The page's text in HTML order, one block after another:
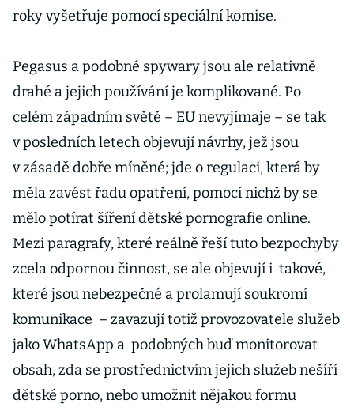
roky vyšetřuje pomocí speciální komise.
Pegasus a podobné spywary jsou ale relativně
drahé a jejich používání je komplikované. Po
celém západním světě – EU nevyjímaje – se tak
v posledních letech objevují návrhy, jež jsou
v zásadě dobře míněné; jde o regulaci, která by
měla zavést řadu opatření, pomocí nichž by se
mělo potírat šíření dětské pornografie online.
Mezi paragrafy, které reálně řeší tuto bezpochyby
zcela odpornou činnost, se ale objevují i takové,
které jsou nebezpečné a prolamují soukromí
komunikace – zavazují totiž provozovatele služeb
jako WhatsApp a podobných buď monitorovat
obsah, zda se prostřednictvím jejich služeb nešíří
dětské porno, nebo umožnit nějakou formu